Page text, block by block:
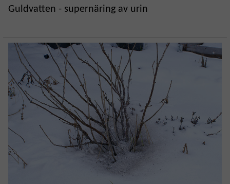
Guldvatten - supernäring av urin